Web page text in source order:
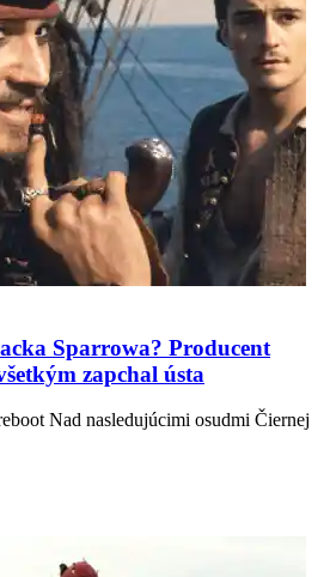
Sparrowa? Producent
zapchal ústa
Nad nasledujúcimi osudmi Čiernej